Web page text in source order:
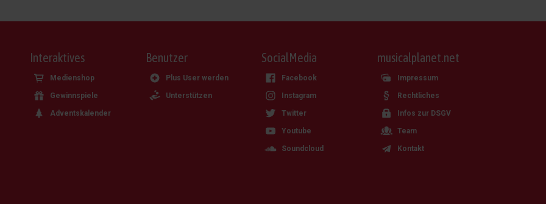
Interaktives
Medienshop
Gewinnspiele
Adventskalender
Benutzer
Plus User werden
Unterstützen
SocialMedia
Facebook
Instagram
Twitter
Youtube
Soundcloud
musicalplanet.net
Impressum
Rechtliches
Infos zur DSGV
Team
Kontakt